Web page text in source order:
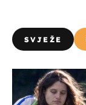
SVJEŽE